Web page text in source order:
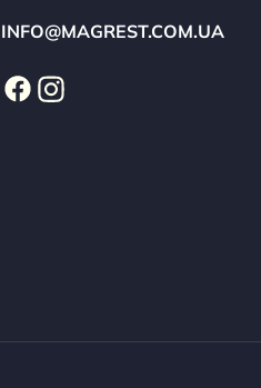
INFO@MAGREST.COM.UA